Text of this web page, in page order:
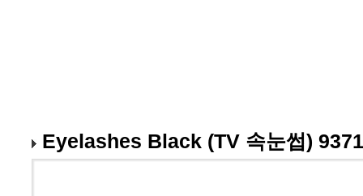
Eyelashes Black (TV 속눈썹)